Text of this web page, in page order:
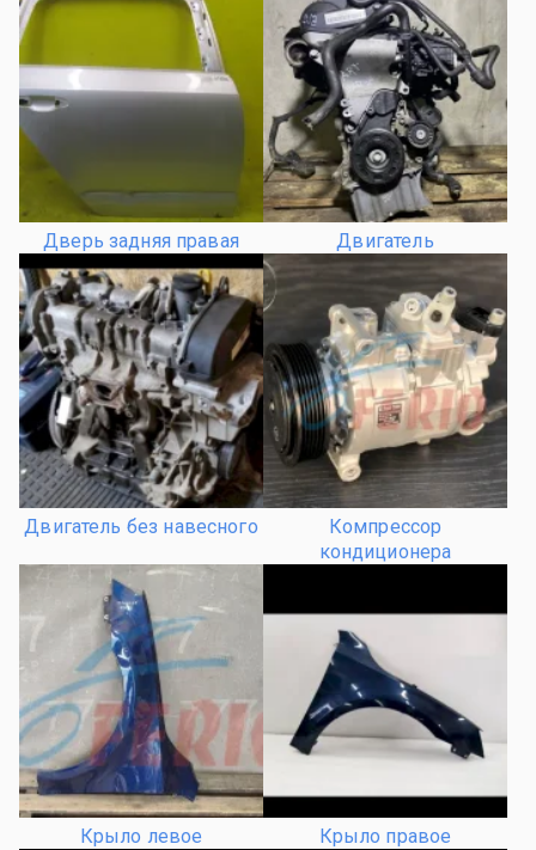
Дверь задняя правая Двигатель
Двигатель без навесного
Компрессор
кондиционера
Крыло левое Крыло правое